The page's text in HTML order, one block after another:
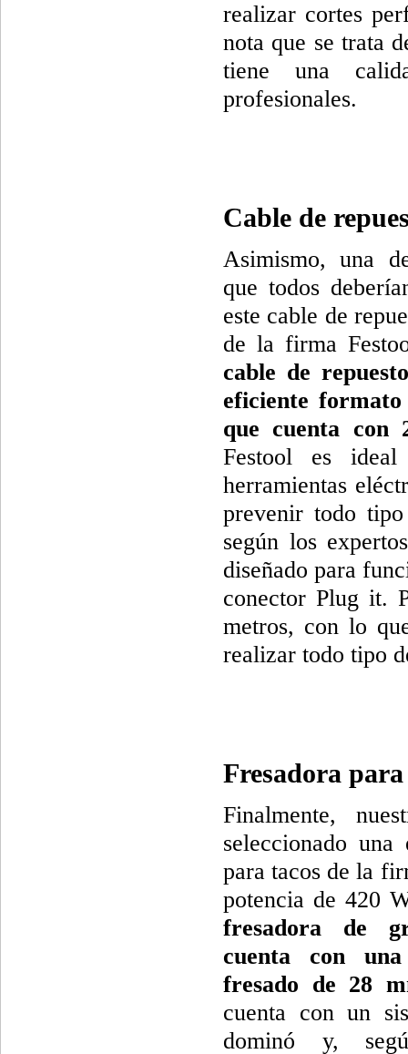
realizar cortes
nota que se trata
tiene una
profesionales.
Cable de
Asimismo, una
que todos
este cable de
de la firma
cable de
eficiente
que cuenta con
Festool es
herramientas
prevenir todo
según los
diseñado para
conector Plug it.
metros, con lo
realizar todo tipo
Fresadora
Finalmente,
seleccionado una
para tacos de la
potencia de 420
fresadora de
cuenta con
fresado de 28
cuenta con un
dominó y,